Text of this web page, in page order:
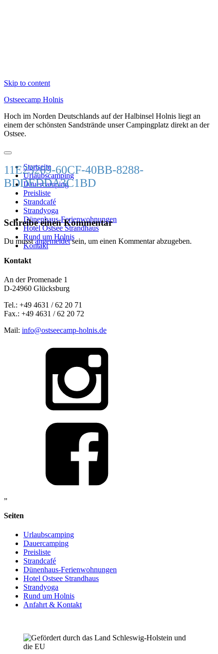
Skip to content
Ostseecamp Holnis
Hoch im Norden Deutschlands auf der Halbinsel Holnis liegt an
einem der schönsten Sandstrände unser Campingplatz direkt an der
Ostsee.
Startseite
Urlaubscamping
Dauercamping
Preisliste
Strandcafé
Strandyoga
Dünenhaus-Ferienwohnungen
Hotel Ostsee Strandhaus
Rund um Holnis
Kontakt
11E23269-60CF-40BB-8288-
BDDEDDA3C1BD
Schreibe einen Kommentar
Du musstangemeldetsein, um einen Kommentar abzugeben.
Kontakt
An der Promenade 1
D-24960 Glücksburg
Tel.: +49 4631 / 62 20 71
Fax.: +49 4631 / 62 20 72
Mail: info@ostseecamp-holnis.de
„
Seiten
Urlaubscamping
Dauercamping
Preisliste
Strandcafé
Dünenhaus-Ferienwohnungen
Hotel Ostsee Strandhaus
Strandyoga
Rund um Holnis
Anfahrt & Kontakt